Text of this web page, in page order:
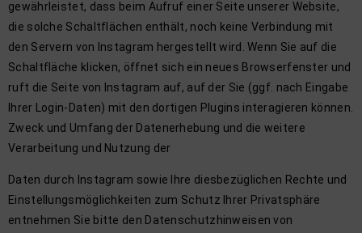
gewährleistet, dass beim Aufruf einer Seite unserer Website,
die solche Schaltflächen enthält, noch keine Verbindung mit
den Servern von Instagram hergestellt wird. Wenn Sie auf die
Schaltfläche klicken, öffnet sich ein neues Browserfenster und
ruft die Seite von Instagram auf, auf der Sie (ggf. nach Eingabe
Ihrer Login-Daten) mit den dortigen Plugins interagieren können.
Zweck und Umfang der Datenerhebung und die weitere
Verarbeitung und Nutzung der
Daten durch Instagram sowie Ihre diesbezüglichen Rechte und
Einstellungsmöglichkeiten zum Schutz Ihrer Privatsphäre
entnehmen Sie bitte den Datenschutzhinweisen von